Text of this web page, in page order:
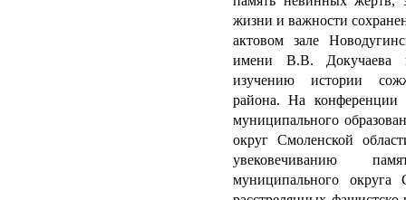
жизни и важности
актовом зале
имени В.В. Докучаева
изучению истории
района.На конференции
муниципального
округ Смоленской
увековечиванию
муниципального